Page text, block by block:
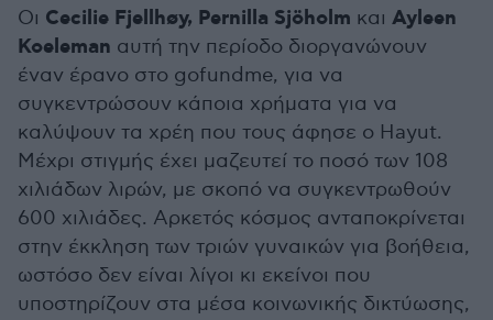
Οι Cecilie Fjellhøy, Pernilla Sjöholm και Ayleen
Koeleman αυτή την περίοδο διοργανώνουν
έναν έρανο στο gofundme, για να
συγκεντρώσουν κάποια χρήματα για να
καλύψουν τα χρέη που τους άφησε ο Hayut.
Μέχρι στιγμής έχει μαζευτεί το ποσό των 108
χιλιάδων λιρών, με σκοπό να συγκεντρωθούν
600 χιλιάδες. Αρκετός κόσμος ανταποκρίνεται
στην έκκληση των τριών γυναικών για βοήθεια,
ωστόσο δεν είναι λίγοι κι εκείνοι που
υποστηρίζουν στα μέσα κοινωνικής δικτύωσης,